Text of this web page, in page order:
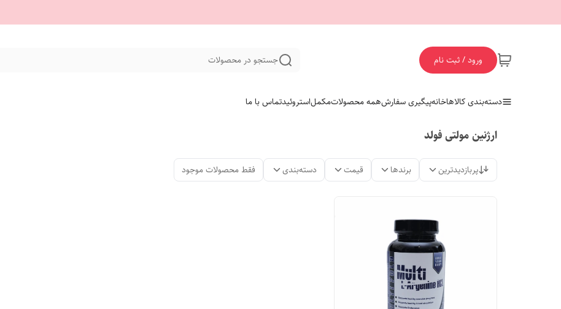
ورود / ثبت نام جستجو در محصولات
دسته‌بندی کالاهاخانهپیگیری سفارشهمه محصولاتمکملاستروئیدتماس با ما
ارژنین مولتی فولد
پربازدیدترین برندها قیمت دسته‌بندی فقط محصولات موجود